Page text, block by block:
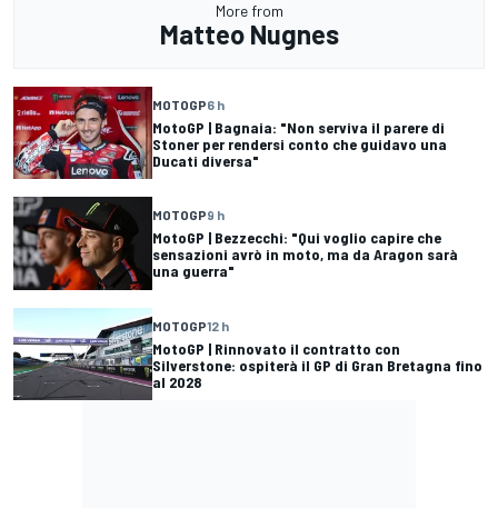
More from
Matteo Nugnes
MOTOGP6 h
MotoGP | Bagnaia: "Non serviva il parere di
Stoner per rendersi conto che guidavo una
Ducati diversa"
MOTOGP9 h
MotoGP | Bezzecchi: "Qui voglio capire che
sensazioni avrò in moto, ma da Aragon sarà
una guerra"
MOTOGP12 h
MotoGP | Rinnovato il contratto con
Silverstone: ospiterà il GP di Gran Bretagna fino
al 2028